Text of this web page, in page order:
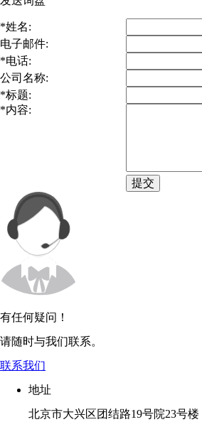
*姓名:
电子邮件:
*电话:
公司名称:
*标题:
*内容:
提交
有任何疑问！
请随时与我们联系。
联系我们
地址
北京市大兴区团结路19号院23号楼